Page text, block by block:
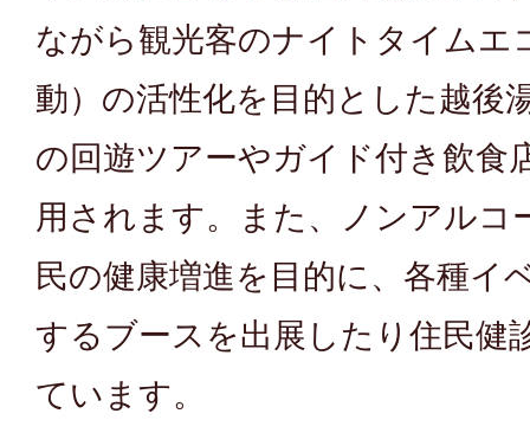
ながら観光客のナイトタイムエ
動）の活性化を目的とした越後
の回遊ツアーやガイド付き飲食
用されます。また、ノンアルコ
民の健康増進を目的に、各種イ
するブースを出展したり住民健
ています。